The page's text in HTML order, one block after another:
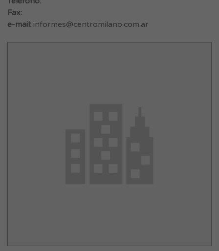
Fax:
e-mail: informes@centromilano.com.ar